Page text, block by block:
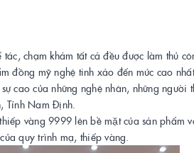
chạm khảm tất cả đều được làm thủ
đồng mỹ nghệ tinh xảo đến mức cao
cao của những nghệ nhân, những người
Tỉnh Nam Định.
vàng 9999 lên bề mặt của sản phẩm
quy trình mạ, thiếp vàng.